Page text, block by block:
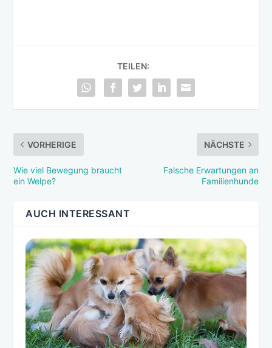
TEILEN:
VORHERIGE
Wie viel Bewegung braucht
ein Welpe?
NÄCHSTE
Falsche Erwartungen an
Familienhunde
AUCH INTERESSANT